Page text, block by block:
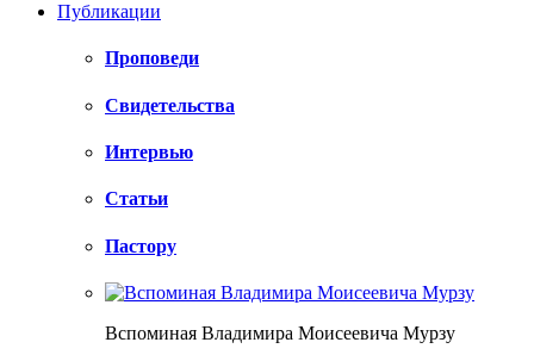
Публикации
Проповеди
Свидетельства
Интервью
Статьи
Пастору
Вспоминая Владимира Моисеевича Мурзу